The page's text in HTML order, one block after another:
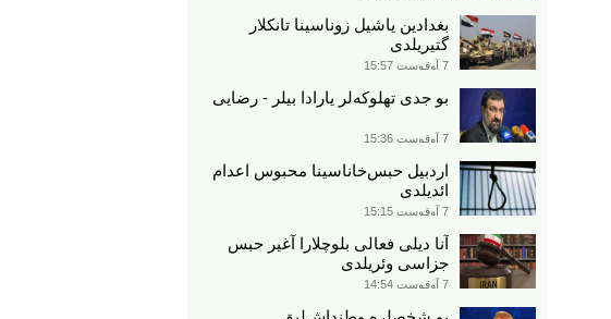
بغدادین یاشیل زوناسینا تانکلار
گتیریلدی
7 آوقوست 15:57
بو جدی تهلوکه‌لر یارادا بیلر - رضایی
7 آوقوست 15:36
اردبیل حبس‌خاناسینا محبوس اعدام
ائدیلدی
7 آوقوست 15:15
آنا دیلی فعالی بلوچلارا آغیر حبس
جزاسی وئریلدی
7 آوقوست 14:54